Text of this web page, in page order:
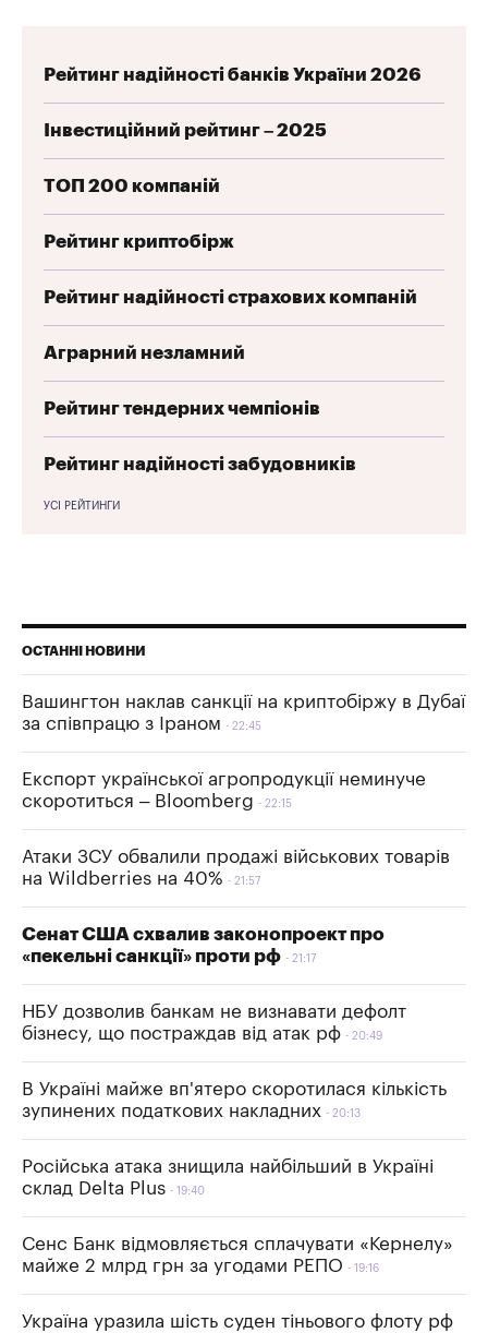
Рейтинг надійності банків України 2026
Інвестиційний рейтинг – 2025
ТОП 200 компаній
Рейтинг криптобірж
Рейтинг надійності страхових компаній
Аграрний незламний
Рейтинг тендерних чемпіонів
Рейтинг надійності забудовників
УСІ РЕЙТИНГИ
ОСТАННІ НОВИНИ
Вашингтон наклав санкції на криптобіржу в Дубаї
за співпрацю з Іраном
22:45
Експорт української агропродукції неминуче
скоротиться – Bloomberg
22:15
Атаки ЗСУ обвалили продажі військових товарів
на Wildberries на 40%
21:57
Сенат США схвалив законопроект про
«пекельні санкції» проти рф
21:17
НБУ дозволив банкам не визнавати дефолт
бізнесу, що постраждав від атак рф
20:49
В Україні майже вп'ятеро скоротилася кількість
зупинених податкових накладних
20:13
Російська атака знищила найбільший в Україні
склад Delta Plus
19:40
Сенс Банк відмовляється сплачувати «Кернелу»
майже 2 млрд грн за угодами РЕПО
19:16
Україна уразила шість суден тіньового флоту рф